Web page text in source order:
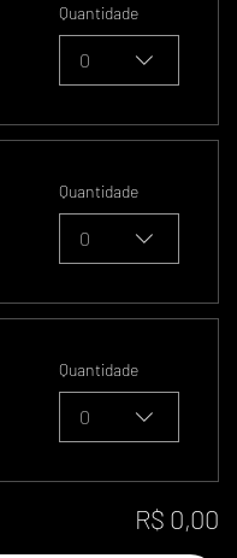
Quantidade
0
Quantidade
0
Quantidade
0
R$ 0,00